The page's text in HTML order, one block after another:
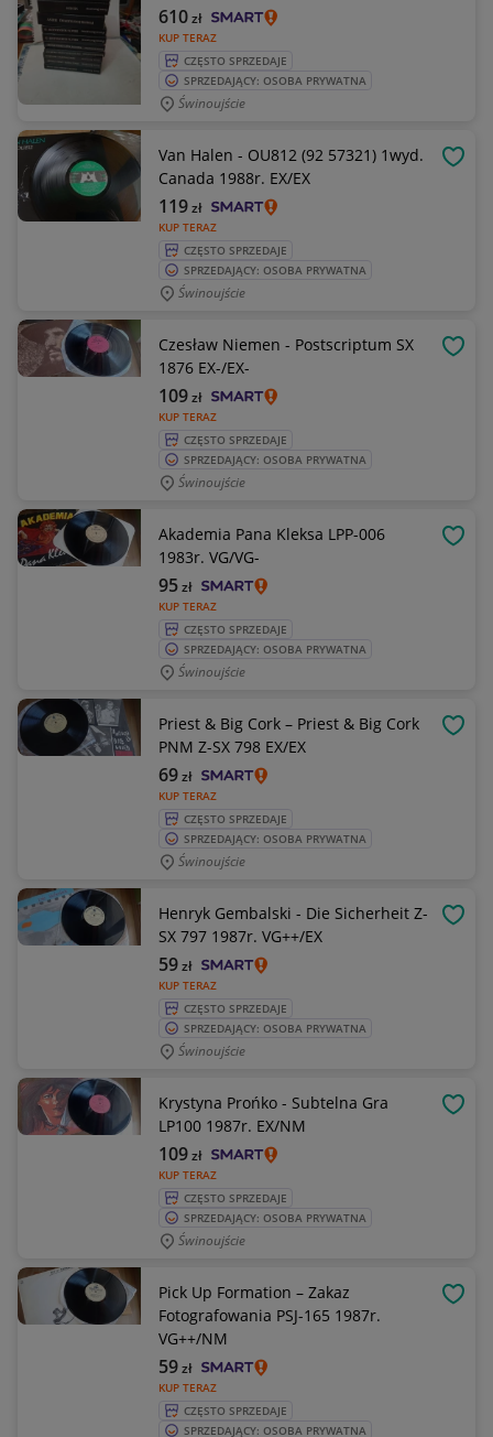
KUP TERAZ
610zł
CZĘSTO SPRZEDAJE
SPRZEDAJĄCY: OSOBA PRYWATNA
Świnoujście
Van Halen - OU812 (92 57321) 1wyd.
Canada 1988r. EX/EX
KUP TERAZ
119zł
CZĘSTO SPRZEDAJE
SPRZEDAJĄCY: OSOBA PRYWATNA
Świnoujście
Czesław Niemen - Postscriptum SX
1876 EX-/EX-
KUP TERAZ
109zł
CZĘSTO SPRZEDAJE
SPRZEDAJĄCY: OSOBA PRYWATNA
Świnoujście
Akademia Pana Kleksa LPP-006
1983r. VG/VG-
KUP TERAZ
95zł
CZĘSTO SPRZEDAJE
SPRZEDAJĄCY: OSOBA PRYWATNA
Świnoujście
Priest & Big Cork – Priest & Big Cork
PNM Z-SX 798 EX/EX
KUP TERAZ
69zł
CZĘSTO SPRZEDAJE
SPRZEDAJĄCY: OSOBA PRYWATNA
Świnoujście
Henryk Gembalski - Die Sicherheit Z-
SX 797 1987r. VG++/EX
KUP TERAZ
59zł
CZĘSTO SPRZEDAJE
SPRZEDAJĄCY: OSOBA PRYWATNA
Świnoujście
Krystyna Prońko - Subtelna Gra
LP100 1987r. EX/NM
KUP TERAZ
109zł
CZĘSTO SPRZEDAJE
SPRZEDAJĄCY: OSOBA PRYWATNA
Świnoujście
Pick Up Formation – Zakaz
Fotografowania PSJ-165 1987r.
VG++/NM
KUP TERAZ
59zł
CZĘSTO SPRZEDAJE
SPRZEDAJĄCY: OSOBA PRYWATNA